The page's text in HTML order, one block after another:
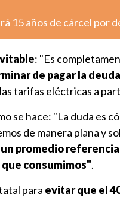
15 años de cárcel por
: "Es
de pagar la
tarifas eléctricas a
se hace: "La duda es
de manera plana y
un promedio
consumimos".
para evitar que el